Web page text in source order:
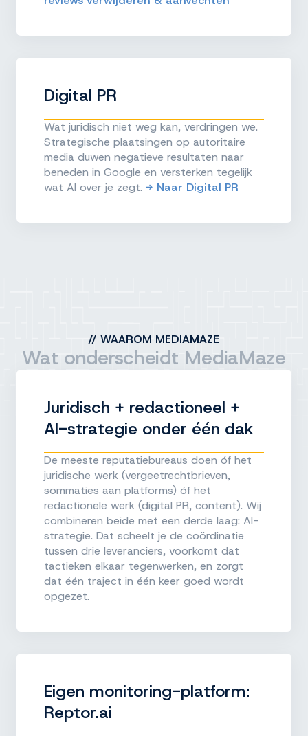
Digital PR
Wat juridisch niet weg kan, verdringen we.
Strategische plaatsingen op autoritaire
media duwen negatieve resultaten naar
beneden in Google en versterken tegelijk
wat AI over je zegt. → Naar Digital PR
//WAAROM MEDIAMAZE
Wat onderscheidt MediaMaze
Juridisch + redactioneel +
AI-strategie onder één dak
De meeste reputatiebureaus doen óf het
juridische werk (vergeetrechtbrieven,
sommaties aan platforms) óf het
redactionele werk (digital PR, content). Wij
combineren beide met een derde laag: AI-
strategie. Dat scheelt je de coördinatie
tussen drie leveranciers, voorkomt dat
tactieken elkaar tegenwerken, en zorgt
dat één traject in één keer goed wordt
opgezet.
Eigen monitoring-platform:
Reptor.ai